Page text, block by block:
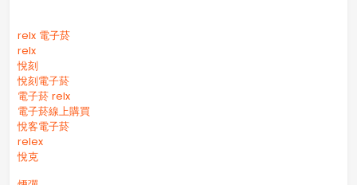
relx 電子菸
relx
悅刻
悅刻電子菸
電子菸 relx
電子菸線上購買
悅客電子菸
relex
悅克